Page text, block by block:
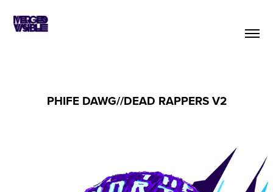
PHIFE DAWG//DEAD RAPPERS V2